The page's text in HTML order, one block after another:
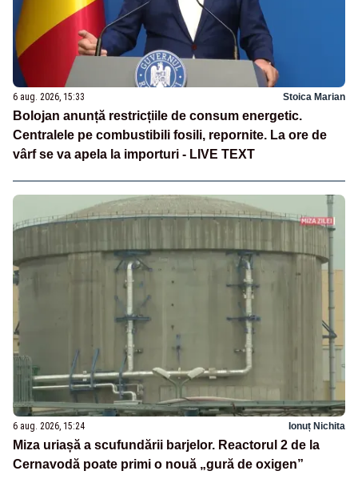
6 aug. 2026, 15:33 Stoica Marian
Bolojan anunță restricțiile de consum energetic.
Centralele pe combustibili fosili, repornite. La ore de
vârf se va apela la importuri - LIVE TEXT
6 aug. 2026, 15:24 Ionuț Nichita
Miza uriașă a scufundării barjelor. Reactorul 2 de la
Cernavodă poate primi o nouă „gură de oxigen”